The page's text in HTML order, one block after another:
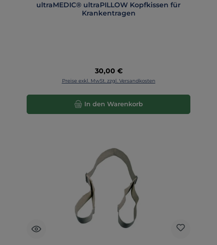
ultraMEDIC® ultraPILLOW Kopfkissen für
Krankentragen
Regulärer Preis:
30,00 €
Preise exkl. MwSt. zzgl. Versandkosten
In den Warenkorb